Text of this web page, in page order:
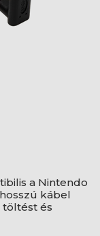
a Nintendo
kábel
töltést és